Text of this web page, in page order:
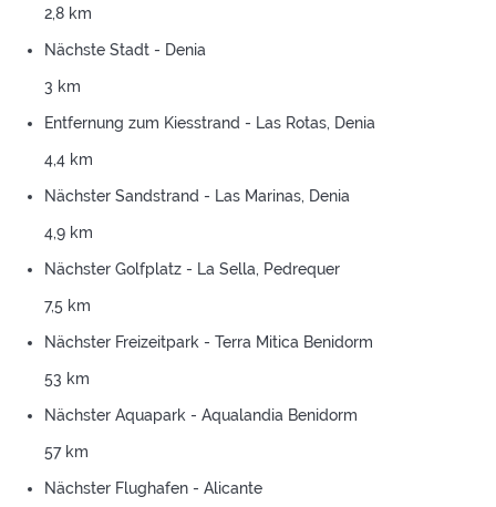
2,8 km
Nächste Stadt - Denia
3 km
Entfernung zum Kiesstrand - Las Rotas, Denia
4,4 km
Nächster Sandstrand - Las Marinas, Denia
4,9 km
Nächster Golfplatz - La Sella, Pedrequer
7,5 km
Nächster Freizeitpark - Terra Mitica Benidorm
53 km
Nächster Aquapark - Aqualandia Benidorm
57 km
Nächster Flughafen - Alicante